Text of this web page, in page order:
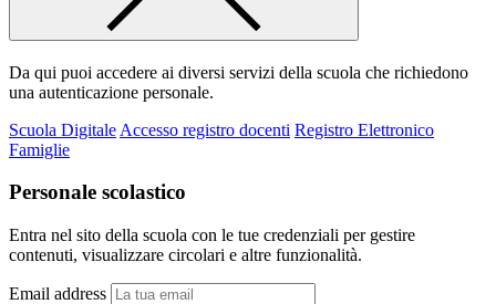
Da qui puoi accedere ai diversi servizi della scuola che richiedono
una autenticazione personale.
Scuola Digitale Accesso registro docenti Registro Elettronico
Famiglie
Personale scolastico
Entra nel sito della scuola con le tue credenziali per gestire
contenuti, visualizzare circolari e altre funzionalità.
Email address